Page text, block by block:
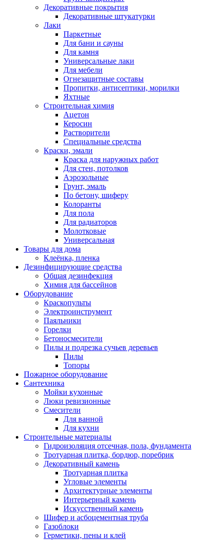
Декоративные покрытия
Декоративные штукатурки
Лаки
Паркетные
Для бани и сауны
Для камня
Универсальные лаки
Для мебели
Огнезащитные составы
Пропитки, антисептики, морилки
Яхтные
Строительная химия
Ацетон
Керосин
Растворители
Специальные средства
Краски, эмали
Краска для наружных работ
Для стен, потолков
Аэрозольные
Грунт, эмаль
По бетону, шиферу
Колоранты
Для пола
Для радиаторов
Молотковые
Универсальная
Товары для дома
Клеёнка, пленка
Дезинфицирующие средства
Общая дезинфекция
Химия для бассейнов
Оборудование
Краскопульты
Электроинструмент
Паяльники
Горелки
Бетоносмесители
Пилы и подрезка сучьев деревьев
Пилы
Топоры
Пожарное оборудование
Сантехника
Мойки кухонные
Люки ревизионные
Смесители
Для ванной
Для кухни
Строительные материалы
Гидроизоляция отсечная, пола, фундамента
Тротуарная плитка, бордюр, поребрик
Декоративный камень
Тротуарная плитка
Угловые элементы
Архитектурные элементы
Интерьерный камень
Искусственный камень
Шифер и асбоцементная труба
Газоблоки
Герметики, пены и клей